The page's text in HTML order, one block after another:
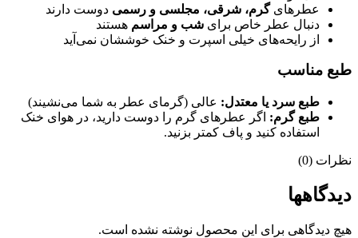
عطرهایگرم، شرقی، مجلسی و رسمی دوست دارند
دنبال عطر خاص برای شب و مراسم هستند
از رایحه‌های خیلی اسپرت و خنک خوششان نمی‌آید
طبع مناسب
طبع سرد یا معتدل: عالی (گرمای عطر به شما می‌نشیند)
طبع گرم: اگر عطرهای گرم را دوست دارید، در هوای خنک
استفاده کنید و پاف کمتر بزنید.
نظرات (0)
دیدگاهها
هیچ دیدگاهی برای این محصول نوشته نشده است.